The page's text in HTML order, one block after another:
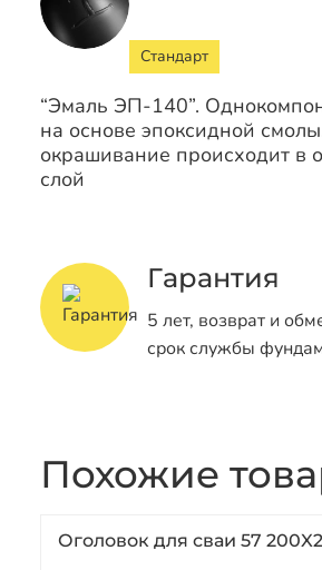
Стандарт
“Эмаль ЭП-140”.
на основе эпоксидной
окрашивание происходит в
слой
Гарантия
5 лет, возврат и
срок службы
Похожие
Оголовок для сваи 57